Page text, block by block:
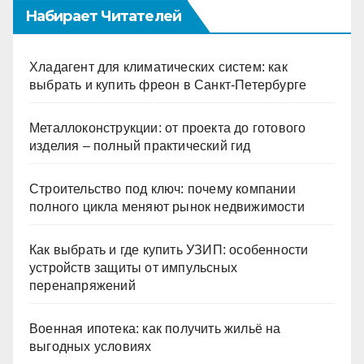
Набирает Читателей
Хладагент для климатических систем: как
выбрать и купить фреон в Санкт-Петербурге
Металлоконструкции: от проекта до готового
изделия – полный практический гид
Строительство под ключ: почему компании
полного цикла меняют рынок недвижимости
Как выбрать и где купить УЗИП: особенности
устройств защиты от импульсных
перенапряжений
Военная ипотека: как получить жильё на
выгодных условиях